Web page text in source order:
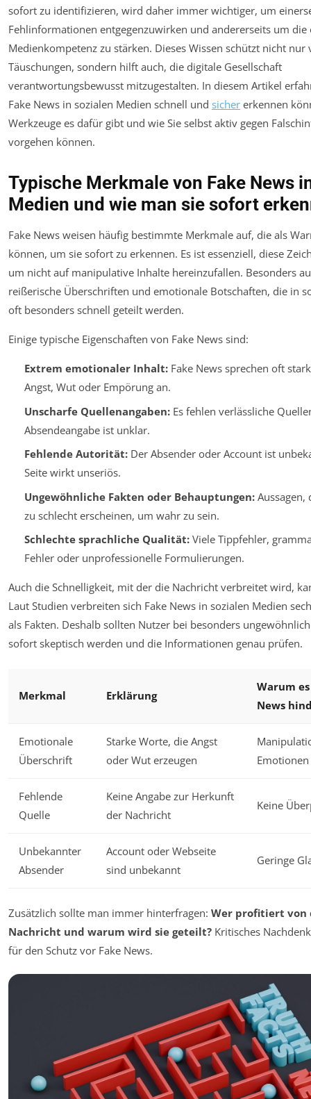
sofort zu identifizieren, wird daher immer wichtiger, um
Fehlinformationen entgegenzuwirken und andererseits um die
Medienkompetenz zu stärken. Dieses Wissen schützt nicht nur
Täuschungen, sondern hilft auch, die digitale Gesellschaft
verantwortungsbewusst mitzugestalten. In diesem Artikel
Fake News in sozialen Medien schnell und sicher erkennen
Werkzeuge es dafür gibt und wie Sie selbst aktiv gegen
vorgehen können.
Typische Merkmale von Fake News
Medien und wie man sie sofort
Fake News weisen häufig bestimmte Merkmale auf, die als
können, um sie sofort zu erkennen. Es ist essenziell, diese
um nicht auf manipulative Inhalte hereinzufallen. Besonders
reißerische Überschriften und emotionale Botschaften, die in
oft besonders schnell geteilt werden.
Einige typische Eigenschaften von Fake News sind:
Extrem emotionaler Inhalt:Fake News sprechen oft
Angst, Wut oder Empörung an.
Unscharfe Quellenangaben:Es fehlen verlässliche
Absendeangabe ist unklar.
Fehlende Autorität:Der Absender oder Account ist
Seite wirkt unseriös.
Ungewöhnliche Fakten oder Behauptungen:Aussagen,
zu schlecht erscheinen, um wahr zu sein.
Schlechte sprachliche Qualität:Viele Tippfehler,
Fehler oder unprofessionelle Formulierungen.
Auch die Schnelligkeit, mit der die Nachricht verbreitet wird,
Laut Studien verbreiten sich Fake News in sozialen Medien
als Fakten. Deshalb sollten Nutzer bei besonders
sofort skeptisch werden und die Informationen genau prüfen.
Merkmal Erklärung
Warum
News
Emotionale
Überschrift
Starke Worte, die Angst
oder Wut erzeugen
Emotionen
Fehlende
Quelle
Keine Angabe zur Herkunft
der Nachricht
Keine
Unbekannter
Absender
Account oder Webseite
sind unbekannt
Geringe
Zusätzlich sollte man immer hinterfragen: Wer profitiert von
Nachricht und warum wird sie geteilt? Kritisches
für den Schutz vor Fake News.